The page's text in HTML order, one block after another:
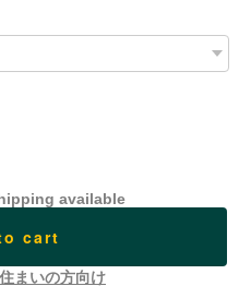
available
cart
まいの方向け